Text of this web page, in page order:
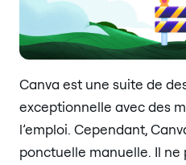
Canva est une suite de
exceptionnelle avec des
l’emploi. Cependant,
ponctuelle manuelle. Il ne